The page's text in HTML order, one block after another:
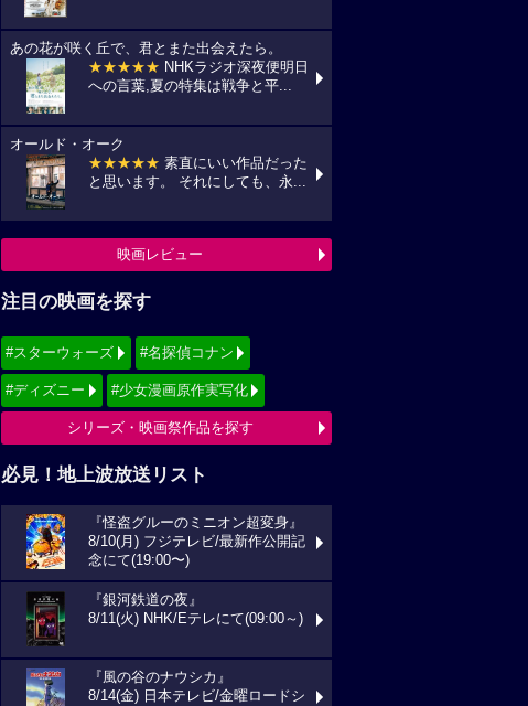
あの花が咲く丘で、君とまた出会えたら。
★★★★★ NHKラジオ深夜便明日
への言葉,夏の特集は戦争と平...
オールド・オーク
★★★★★ 素直にいい作品だった
と思います。 それにしても、永...
映画レビュー
注目の映画を探す
#スターウォーズ #名探偵コナン
#ディズニー #少女漫画原作実写化
シリーズ・映画祭作品を探す
必見！地上波放送リスト
『怪盗グルーのミニオン超変身』
8/10(月) フジテレビ/最新作公開記
念にて(19:00〜)
『銀河鉄道の夜』
8/11(火) NHK/Eテレにて(09:00～)
『風の谷のナウシカ』
8/14(金) 日本テレビ/金曜ロードシ